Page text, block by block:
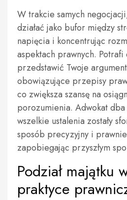
W trakcie samych
działać jako bufor między
napięcia i koncentrując
aspektach prawnych. Potrafi
przedstawić Twoje
obowiązujące przepisy
co zwiększa szansę na
porozumienia. Adwokat
wszelkie ustalenia zostały
sposób precyzyjny i
zapobiegając przyszłym
Podział majątku
praktyce